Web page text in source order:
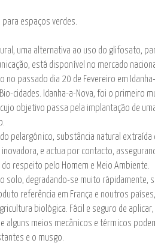
espaços verdes.
uma alternativa ao uso do glifosato,
está disponível no mercado
no passado dia 20 de Fevereiro em
cidades. Idanha-a-Nova, foi o primeiro
objetivo passa pela implantação de
pelargónico, substância natural
e actua por contacto,
respeito pelo Homem e Meio Ambiente.
solo, degradando-se muito rápidamente,
referência em França e noutros
biológica. Fácil e seguro de
alguns meios mecânicos e térmicos
e o musgo.